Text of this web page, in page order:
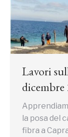
Lavori
dicembre
la posa del
fibra a